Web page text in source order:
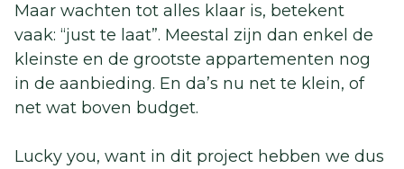
Maar wachten tot alles klaar is, betekent
vaak: “just te laat”. Meestal zijn dan enkel de
kleinste en de grootste appartementen nog
in de aanbieding. En da’s nu net te klein, of
net wat boven budget.
Lucky you, want in dit project hebben we dus